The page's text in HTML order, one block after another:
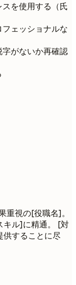
を使用する（氏
ェッショナルな
がないか再確認
視の[役職名]。
キル]に精通。 [対
することに尽